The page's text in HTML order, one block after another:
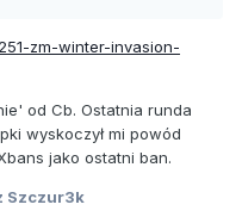
zm-winter-invasion-
od Cb. Ostatnia runda
wyskoczył mi powód
jako ostatni ban.
Szczur3k